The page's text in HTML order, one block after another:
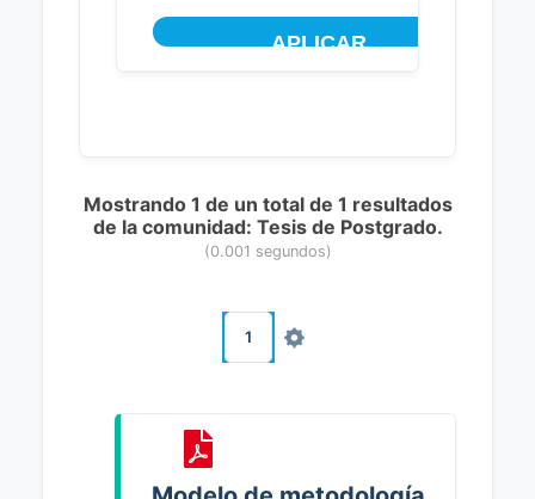
Mostrando 1 de un total de 1 resultados
de la comunidad: Tesis de Postgrado.
(0.001 segundos)
1